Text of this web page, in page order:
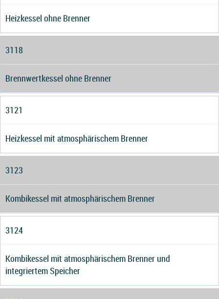
Heizkessel ohne Brenner
3118
Brennwertkessel ohne Brenner
3121
Heizkessel mit atmosphärischem Brenner
3123
Kombikessel mit atmosphärischem Brenner
3124
Kombikessel mit atmosphärischem Brenner und
integriertem Speicher